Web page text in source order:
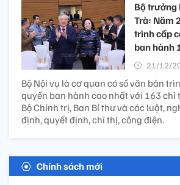
Bộ trưởng
Trà: Năm
trình cấp
ban hành
21/12/
Bộ Nội vụ là cơ quan có số văn bản
quyền ban hành cao nhất với 163 chỉ
Bộ Chính trị, Ban Bí thư và các luật,
định, quyết định, chỉ thị, công điện.
Chính sách mới